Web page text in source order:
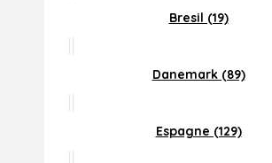
Bresil (19)
Danemark (89)
Espagne (129)